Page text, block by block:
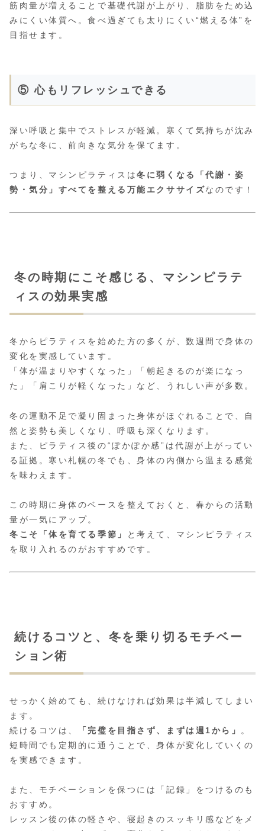
筋肉量が増えることで基礎代謝が上がり、脂肪をため込
みにくい体質へ。食べ過ぎても太りにくい“燃える体”を
目指せます。
⑤ 心もリフレッシュできる
深い呼吸と集中でストレスが軽減。寒くて気持ちが沈み
がちな冬に、前向きな気分を保てます。
つまり、マシンピラティスは冬に弱くなる「代謝・姿
勢・気分」すべてを整える万能エクササイズなのです！
冬の時期にこそ感じる、マシンピラテ
ィスの効果実感
冬からピラティスを始めた方の多くが、数週間で身体の
変化を実感しています。
「体が温まりやすくなった」「朝起きるのが楽になっ
た」「肩こりが軽くなった」など、うれしい声が多数。
冬の運動不足で凝り固まった身体がほぐれることで、自
然と姿勢も美しくなり、呼吸も深くなります。
また、ピラティス後の“ぽかぽか感”は代謝が上がってい
る証拠。寒い札幌の冬でも、身体の内側から温まる感覚
を味わえます。
この時期に身体のベースを整えておくと、春からの活動
量が一気にアップ。
冬こそ「体を育てる季節」
と考えて、マシンピラティス
を取り入れるのがおすすめです。
続けるコツと、冬を乗り切るモチベー
ション術
せっかく始めても、続けなければ効果は半減してしまい
ます。
続けるコツは、
「完璧を目指さず、まずは週1から」 。
短時間でも定期的に通うことで、身体が変化していくの
を実感できます。
また、モチベーションを保つには「記録」をつけるのも
おすすめ。
レッスン後の体の軽さや、寝起きのスッキリ感などをメ